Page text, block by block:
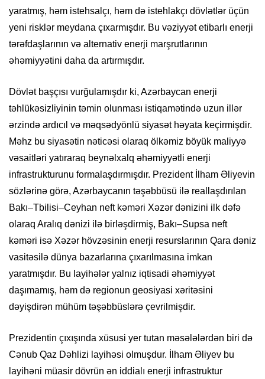
yaratmış, həm istehsalçı, həm də istehlakçı dövlətlər üçün
yeni risklər meydana çıxarmışdır. Bu vəziyyət etibarlı enerji
tərəfdaşlarının və alternativ enerji marşrutlarının
əhəmiyyətini daha da artırmışdır.
Dövlət başçısı vurğulamışdır ki, Azərbaycan enerji
təhlükəsizliyinin təmin olunması istiqamətində uzun illər
ərzində ardıcıl və məqsədyönlü siyasət həyata keçirmişdir.
Məhz bu siyasətin nəticəsi olaraq ölkəmiz böyük maliyyə
vəsaitləri yatıraraq beynəlxalq əhəmiyyətli enerji
infrastrukturunu formalaşdırmışdır. Prezident İlham Əliyevin
sözlərinə görə, Azərbaycanın təşəbbüsü ilə reallaşdırılan
Bakı–Tbilisi–Ceyhan neft kəməri Xəzər dənizini ilk dəfə
olaraq Aralıq dənizi ilə birləşdirmiş, Bakı–Supsa neft
kəməri isə Xəzər hövzəsinin enerji resurslarının Qara dəniz
vasitəsilə dünya bazarlarına çıxarılmasına imkan
yaratmışdır. Bu layihələr yalnız iqtisadi əhəmiyyət
daşımamış, həm də regionun geosiyasi xəritəsini
dəyişdirən mühüm təşəbbüslərə çevrilmişdir.
Prezidentin çıxışında xüsusi yer tutan məsələlərdən biri də
Cənub Qaz Dəhlizi layihəsi olmuşdur. İlham Əliyev bu
layihəni müasir dövrün ən iddialı enerji infrastruktur